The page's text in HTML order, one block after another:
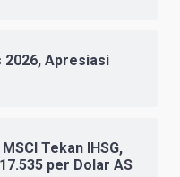
2026, Apresiasi
Tekan IHSG,
per Dolar AS